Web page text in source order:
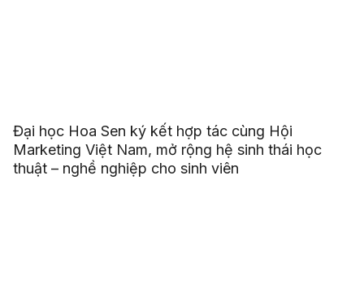
Đại học Hoa Sen ký kết hợp tác cùng Hội
Marketing Việt Nam, mở rộng hệ sinh thái học
thuật – nghề nghiệp cho sinh viên